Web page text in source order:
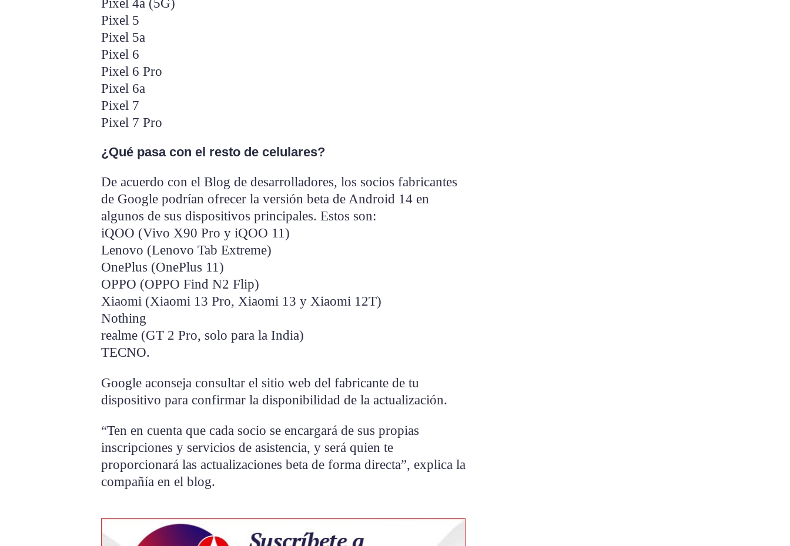
Pixel 4a (5G)
Pixel 5
Pixel 5a
Pixel 6
Pixel 6 Pro
Pixel 6a
Pixel 7
Pixel 7 Pro
¿Qué pasa con el resto de celulares?
De acuerdo con el Blog de desarrolladores, los socios fabricantes
de Google podrían ofrecer la versión beta de Android 14 en
algunos de sus dispositivos principales. Estos son:
iQOO (Vivo X90 Pro y iQOO 11)
Lenovo (Lenovo Tab Extreme)
OnePlus (OnePlus 11)
OPPO (OPPO Find N2 Flip)
Xiaomi (Xiaomi 13 Pro, Xiaomi 13 y Xiaomi 12T)
Nothing
realme (GT 2 Pro, solo para la India)
TECNO.
Google aconseja consultar el sitio web del fabricante de tu
dispositivo para confirmar la disponibilidad de la actualización.
“Ten en cuenta que cada socio se encargará de sus propias
inscripciones y servicios de asistencia, y será quien te
proporcionará las actualizaciones beta de forma directa”, explica la
compañía en el blog.